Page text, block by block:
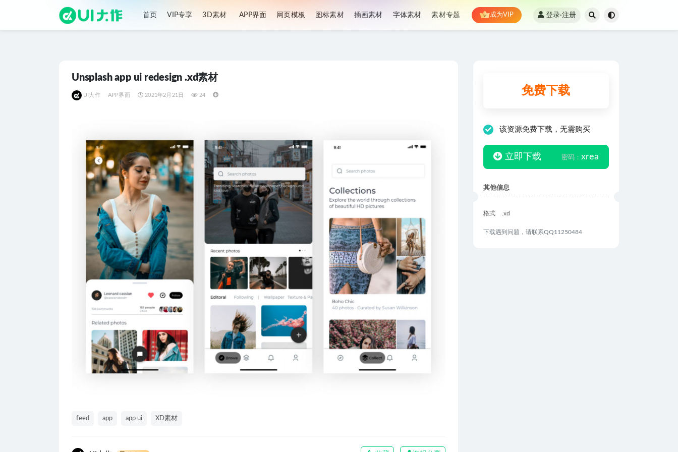
首页 VIP专享 3D素材 APP界面 网页模板 图标素材 插画素材 字体素材 素材专题 成为VIP 登录·注册
Unsplash app ui redesign .xd素材
UI大作 APP界面 2021年2月21日 24
feed app app ui XD素材
免费下载
该资源免费下载，无需购买
立即下载 密码： xrea
其他信息
格式 .xd
下载遇到问题，请联系QQ11250484